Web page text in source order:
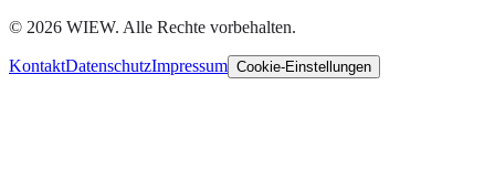
© 2026 WIEW. Alle Rechte vorbehalten.
KontaktDatenschutzImpressum Cookie-Einstellungen